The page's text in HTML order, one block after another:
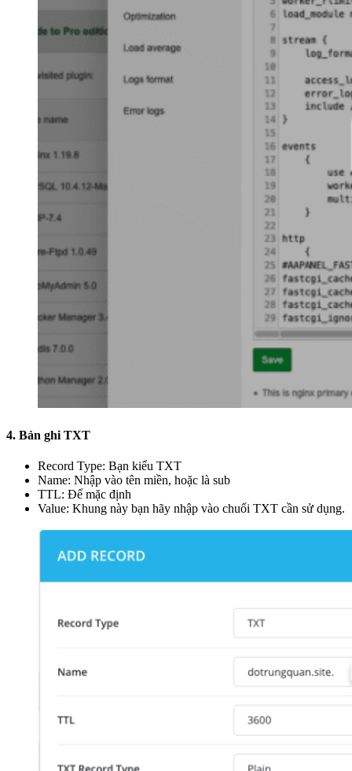
4. Bản ghi TXT
Record Type: Bạn kiểu TXT
Name: Nhập vào tên miền, hoặc là sub
TTL: Để mặc định
Value: Khung này bạn hãy nhập vào chuổi TXT cần sử dụng.